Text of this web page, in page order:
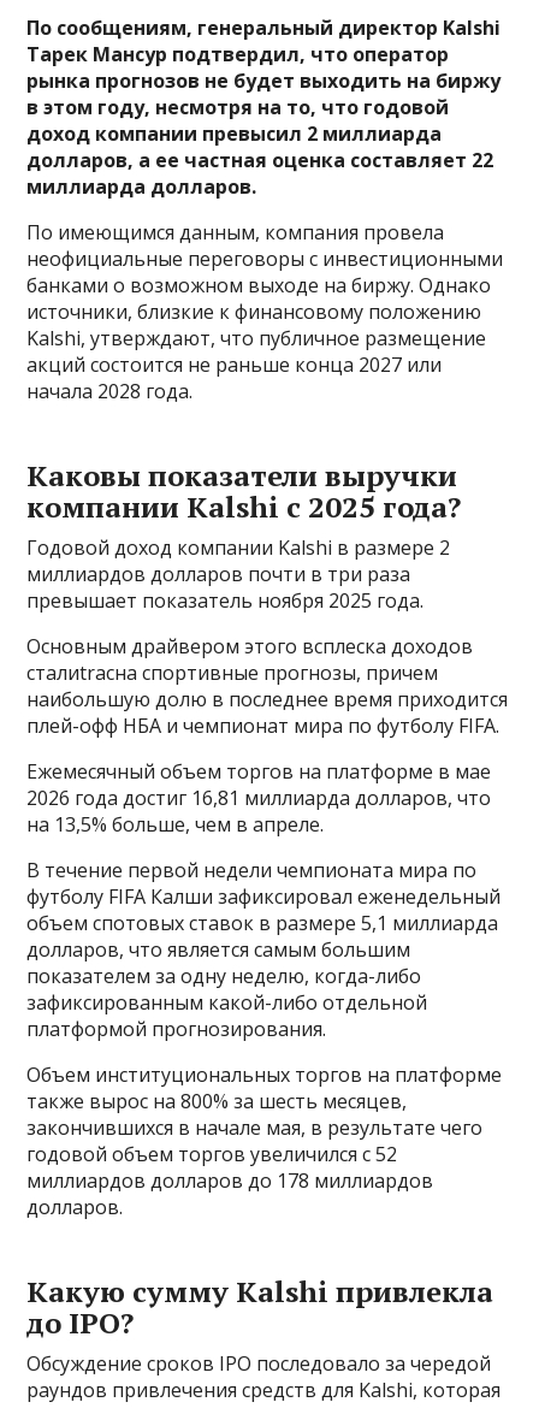
По сообщениям, генеральный директор Kalshi
Тарек Мансур подтвердил, что оператор
рынка прогнозов не будет выходить на биржу
в этом году, несмотря на то, что годовой
доход компании превысил 2 миллиарда
долларов, а ее частная оценка составляет 22
миллиарда долларов.
По имеющимся данным, компания провела
неофициальные переговоры с инвестиционными
банками о возможном выходе на биржу. Однако
источники, близкие к финансовому положению
Kalshi, утверждают, что публичное размещение
акций состоится не раньше конца 2027 или
начала 2028 года.
Каковы показатели выручки
компании Kalshi с 2025 года?
Годовой доход компании Kalshi в размере 2
миллиардов долларов почти в три раза
превышает показатель ноября 2025 года.
Основным драйвером этого всплеска доходов
сталиtracна спортивные прогнозы, причем
наибольшую долю в последнее время приходится
плей-офф НБА и чемпионат мира по футболу FIFA.
Ежемесячный объем торгов на платформе в мае
2026 года достиг 16,81 миллиарда долларов, что
на 13,5% больше, чем в апреле.
В течение первой недели чемпионата мира по
футболу FIFA Калши зафиксировал еженедельный
объем спотовых ставок в размере 5,1 миллиарда
долларов, что является самым большим
показателем за одну неделю, когда-либо
зафиксированным какой-либо отдельной
платформой прогнозирования.
Объем институциональных торгов на платформе
также вырос на 800% за шесть месяцев,
закончившихся в начале мая, в результате чего
годовой объем торгов увеличился с 52
миллиардов долларов до 178 миллиардов
долларов.
Какую сумму Kalshi привлекла
до IPO?
Обсуждение сроков IPO последовало за чередой
раундов привлечения средств для Kalshi, которая